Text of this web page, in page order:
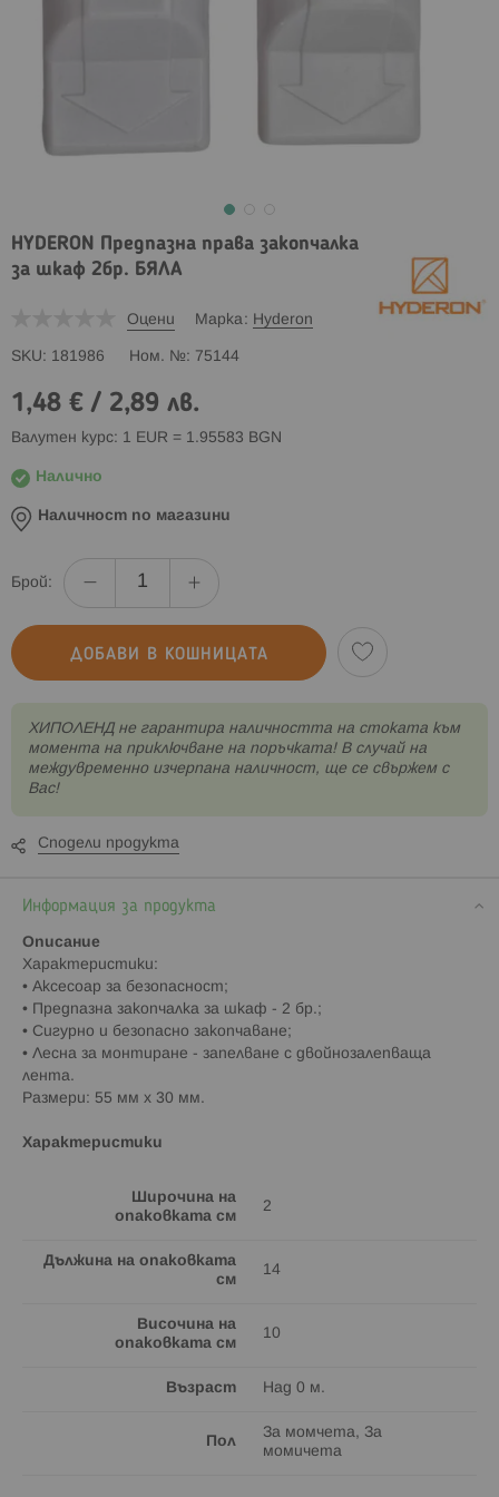
HYDERON Предпазна права закопчалка
за шкаф 2бр. БЯЛА
Оцени Марка Hyderon
SKU 181986 Ном. № 75144
1,48 € / 2,89 лв.
Валутен курс: 1 EUR = 1.95583 BGN
Налично
Наличност по магазини
Брой:
ДОБАВИ В КОШНИЦАТА
XИПОЛЕНД не гарантира наличността на стоката към
момента на приключване на поръчката! В случай на
междувременно изчерпана наличност, ще се свържем с
Вас!
Сподели продукта
Информация за продукта
Описание
Характеристики:
• Аксесоар за безопасност;
• Предпазна закопчалка за шкаф - 2 бр.;
• Сигурно и безопасно закопчаване;
• Лесна за монтиране - запелване с двойнозалепваща
лента.
Размери: 55 мм х 30 мм.
Характеристики
Широчина на
опаковката см
2
Дължина на опаковката
см
14
Височина на
опаковката см
10
Възраст Над 0 м.
Пол
За момчета, За
момичета